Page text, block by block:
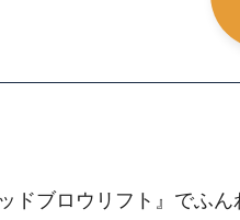
ドブロウリフト』でふん